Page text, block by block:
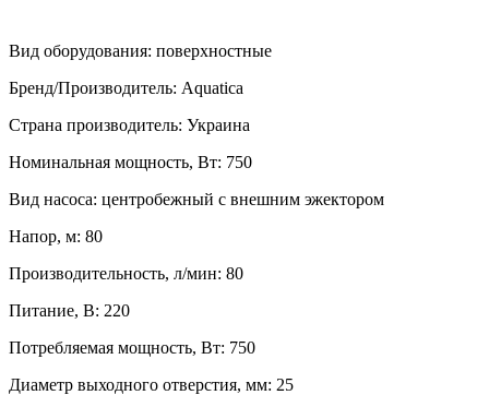
Вид оборудования: поверхностные
Бренд/Производитель: Aquatica
Страна производитель: Украина
Номинальная мощность, Вт: 750
Вид насоса: центробежный с внешним эжектором
Напор, м: 80
Производительность, л/мин: 80
Питание, В: 220
Потребляемая мощность, Вт: 750
Диаметр выходного отверстия, мм: 25